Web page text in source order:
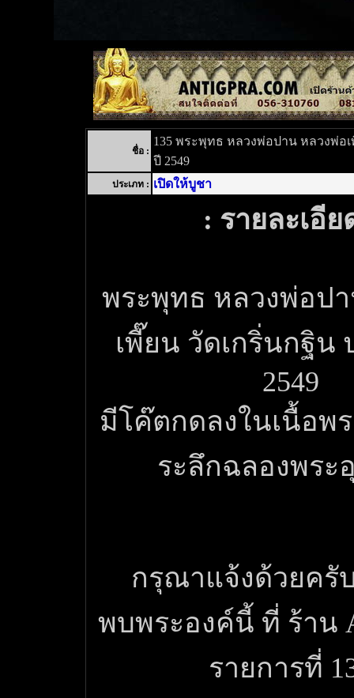
ชื่อ :
135 พระพุทธ หลวงพ่อปาน หลวงพ่อ
ปี 2549
ประเภท : เปิดให้บูชา
: รายละเอีย
พระพุทธ หลวงพ่อป
เพี๊ยน วัดเกริ่นกฐิน
2549
มีโค๊ตกดลงในเนื้อพ
ระลึกฉลองพระ
กรุณาแจ้งด้วยครั
พบพระองค์นี้ ที่ ร้าน
รายการที่